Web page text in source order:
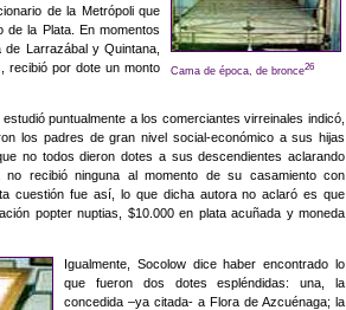
Cama de época, de bronce26
de la Metrópoli que
de la Plata. En momentos
Larrazábal y Quintana,
recibió por dote un monto
puntualmente a los comerciantes virreinales indicó,
los padres de gran nivel social-económico a sus hijas
no todos dieron dotes a sus descendientes aclarando
no recibió ninguna al momento de su casamiento con
cuestión fue así, lo que dicha autora no aclaró es que
popter nuptias, $10.000 en plata acuñada y moneda
Igualmente, Socolow dice haber encontrado lo
que fueron dos dotes espléndidas: una, la
concedida –ya citada- a Flora de Azcuénaga; la